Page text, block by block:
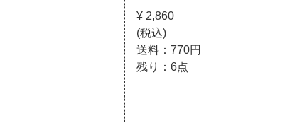
¥ 2,860
(税込)
送料：770円
残り：6点